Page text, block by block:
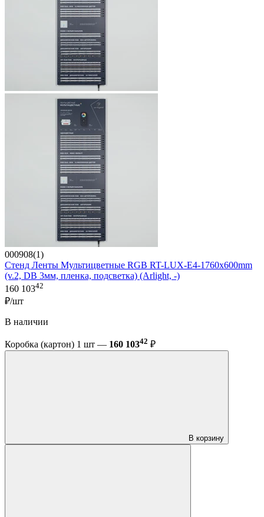
000908(1)
Стенд Ленты Мультицветные RGB RT-LUX-E4-1760x600mm
(v.2, DB 3мм, пленка, подсветка) (Arlight, -)
160 10342
₽/шт
В наличии
Коробка (картон) 1 шт — 160 10342 ₽
В корзину